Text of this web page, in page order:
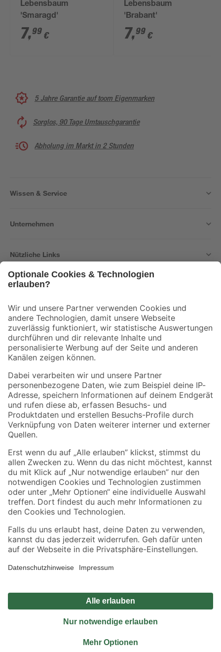
Lebensbaum
'Smaragd'
7,99 €
Lebensbaum
'Brabant'
7,99 €
5 Jahre Garantie auf toom Eigenmarken
Sorglos, 90 Tage Umtauschgarantie
Abholung im Markt in 2 Stunden
Wissen & Service
Unternehmen
Nützliche Links
Der toom Newsletter: Keine Angebote und Aktionen mehr verpassen!
Zur Newsletter Anmeldung
Folge uns
Zahlungsarten Versandarten
Sicher einkaufen
Jetzt die toom-App herunterladen
Alle Preisangaben in EUR inkl. gesetzl. MwSt.. Die dargestellten Angebote sind unter
Umständen nicht in allen Märkten verfügbar. Die angegebenen Verfügbarkeiten beziehen
Produkte nur solange der Vorrat reicht.
*Paketversand ab 59 € versandkostenfrei, gilt nicht für Artikel mit Speditionsversand, hier
Privatsphäre Impressum
Nutzungsbedingungen
Widerrufsrecht
Vertrag widerrufen
© 2026 toom Baumarkt GmbH